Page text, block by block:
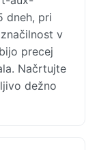
dneh, pri
v
precej
Načrtujte
dežno